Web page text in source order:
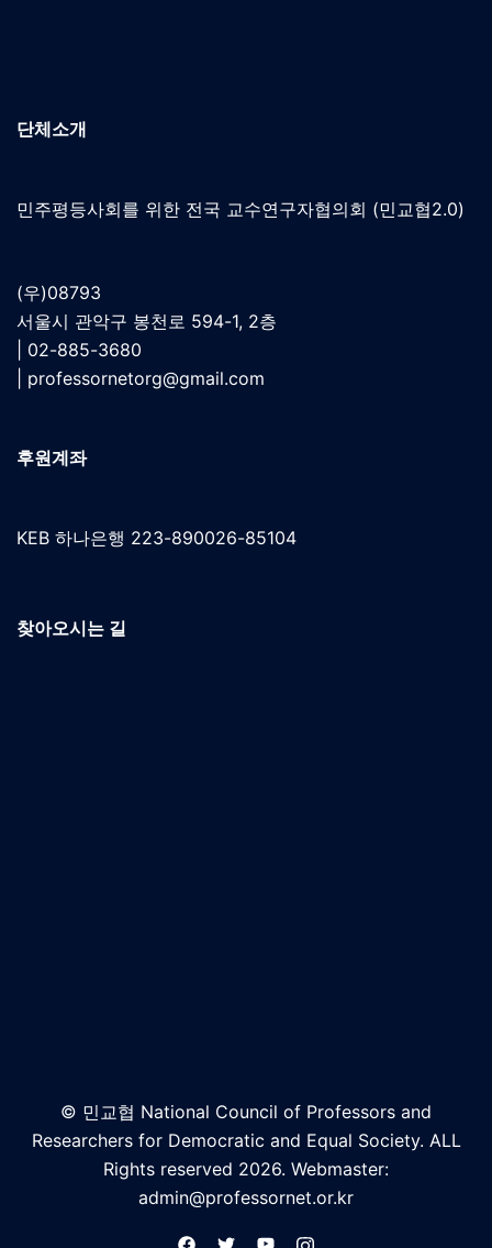
단체소개
민주평등사회를 위한 전국 교수연구자협의회 (민교협2.0)
(우)08793
서울시 관악구 봉천로 594-1, 2층
| 02-885-3680
professornetorg@gmail.com
후원계좌
KEB 하나은행 223-890026-85104
찾아오시는 길
© 민교협 National Council of Professors and
Researchers for Democratic and Equal Society. ALL
Rights reserved 2026. Webmaster:
admin@professornet.or.kr